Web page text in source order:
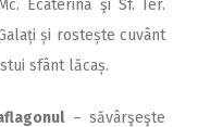
Ecaterina şi Sf. Ier.
și rostește cuvânt
sfânt lăcaș.
– săvârşeşte